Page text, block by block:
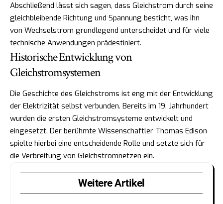
Abschließend lässt sich sagen, dass Gleichstrom durch seine
gleichbleibende Richtung und Spannung besticht, was ihn
von Wechselstrom grundlegend unterscheidet und für viele
technische Anwendungen prädestiniert.
Historische Entwicklung von
Gleichstromsystemen
Die Geschichte des Gleichstroms ist eng mit der Entwicklung
der Elektrizität selbst verbunden. Bereits im 19. Jahrhundert
wurden die ersten Gleichstromsysteme entwickelt und
eingesetzt. Der berühmte Wissenschaftler Thomas Edison
spielte hierbei eine entscheidende Rolle und setzte sich für
die Verbreitung von Gleichstromnetzen ein.
Weitere Artikel